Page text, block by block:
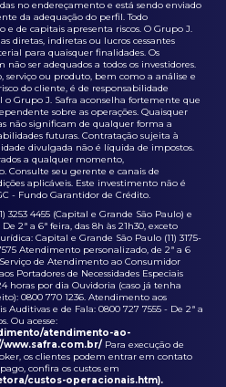
no endereçamento e está sendo enviado
da adequação do perfil. Todo
de capitais apresenta riscos. O Grupo J.
diretas, indiretas ou lucros cessantes
para quaisquer finalidades. Os
ser adequados a todos os investidores.
serviço ou produto, bem como a análise e
do cliente, é de responsabilidade
Grupo J. Safra aconselha fortemente que
sobre as operações. Quaisquer
não significam de qualquer forma a
futuras. Contratação sujeita à
divulgada não é líquida de impostos.
a qualquer momento,
Consulte seu gerente e canais de
aplicáveis. Este investimento não é
- Fundo Garantidor de Crédito.
3253 4455 (Capital e Grande São Paulo) e
2ª a 6ª feira, das 8h às 21h30, exceto
Capital e Grande São Paulo (11) 3175-
Atendimento personalizado, de 2ª a 6
de Atendimento ao Consumidor
Portadores de Necessidades Especiais
horas por dia Ouvidoria (caso já tenha
0800 770 1236. Atendimento aos
Auditivas e de Fala: 0800 727 7555 - De 2ª a
Ou acesse:
atendimento-ao-
www.safra.com.br/ Para execução de
os clientes podem entrar em contato
pago, confira os custos em
custos-operacionais.htm).